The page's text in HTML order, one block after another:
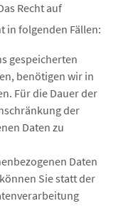
Recht auf
in folgenden Fällen:
gespeicherten
benötigen wir in
Für die Dauer der
der
Daten zu
Daten
Sie statt der